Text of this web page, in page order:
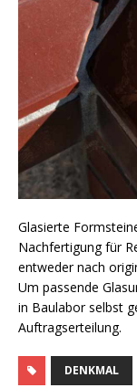
Glasierte
Nachfertigung für
entweder nach
Um passende
in Baulabor selbst
Auftragserteilung.
DENKMAL